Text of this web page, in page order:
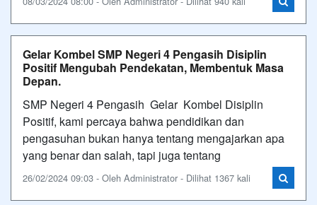
Gelar Kombel SMP Negeri 4 Pengasih Disiplin
Positif Mengubah Pendekatan, Membentuk Masa
Depan.
SMP Negeri 4 Pengasih Gelar Kombel Disiplin
Positif, kami percaya bahwa pendidikan dan
pengasuhan bukan hanya tentang mengajarkan apa
yang benar dan salah, tapi juga tentang
26/02/2024 09:03 - Oleh Administrator - Dilihat 1367 kali